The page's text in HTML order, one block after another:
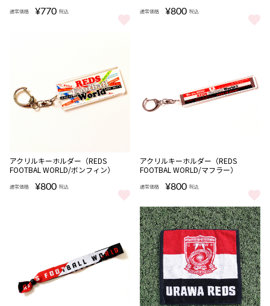
通常価格 ¥770 税込
ネオンデザインミニタオル（レディアファミリー） をもっと見る
通常価格 ¥800 税込
アクリルキーホルダー（REDS
完売
アクリルキーホルダー（REDS
FOOTBAL WORLD/ボンフィン）
通常価格 ¥800 税込
アクリルキーホルダー（REDS FOOTBAL WORLD/ボンフィン） を
アクリルキーホルダー（REDS
FOOTBAL WORLD/マフラー）
通常価格 ¥800 税込
アクリルキーホルダー（REDS